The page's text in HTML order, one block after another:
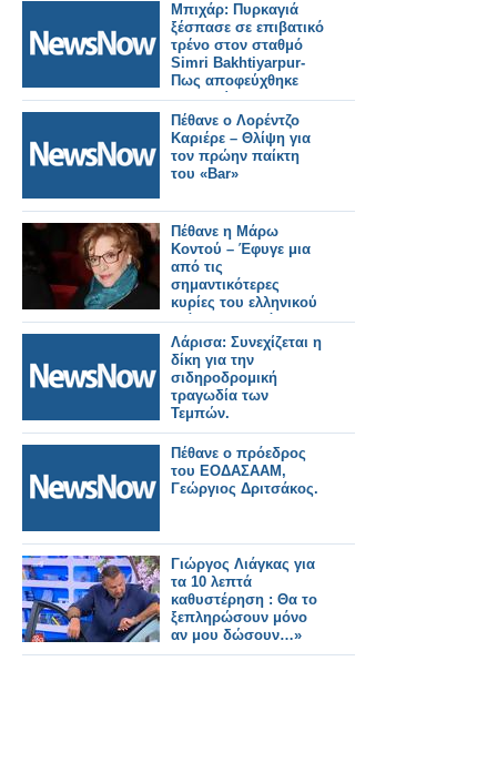
Μπιχάρ: Πυρκαγιά
ξέσπασε σε επιβατικό
τρένο στον σταθμό
Simri Bakhtiyarpur-
Πως αποφεύχθηκε
τραγωδία.
Πέθανε ο Λορέντζο
Καριέρε – Θλίψη για
τον πρώην παίκτη
του «Bar»
Πέθανε η Μάρω
Κοντού – Έφυγε μια
από τις
σημαντικότερες
κυρίες του ελληνικού
θεάτρου, τηλεόρασης
και κινηματογράφου
Λάρισα: Συνεχίζεται η
δίκη για την
σιδηροδρομική
τραγωδία των
Τεμπών.
Πέθανε ο πρόεδρος
του ΕΟΔΑΣΑΑΜ,
Γεώργιος Δριτσάκος.
Γιώργος Λιάγκας για
τα 10 λεπτά
καθυστέρηση : Θα το
ξεπληρώσουν μόνο
αν μου δώσουν…»